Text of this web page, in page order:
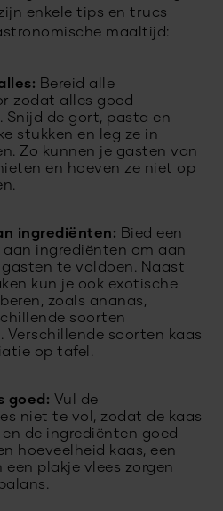
enkele tips en trucs
maaltijd:
Bereid alle
zodat alles goed
Snijd de gort, pasta en
stukken en leg ze in
Zo kunnen je gasten van
en hoeven ze niet op
ingrediënten: Bied een
ingrediënten om aan
te voldoen. Naast
kun je ook exotische
zoals ananas,
soorten
Verschillende soorten kaas
op tafel.
goed: Vul de
niet te vol, zodat de kaas
de ingrediënten goed
hoeveelheid kaas, een
plakje vlees zorgen